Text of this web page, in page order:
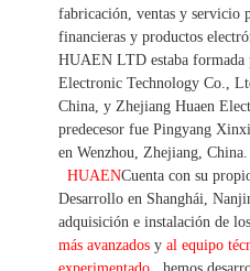
fabricación, ventas y servicio
financieras y productos
HUAEN LTD estaba formada
Electronic Technology Co.,
China, y Zhejiang Huaen
predecesor fue Pingyang
en Wenzhou, Zhejiang, China.
HUAENCuenta con su
Desarrollo en Shanghái,
adquisición e instalación de los
más avanzados y al equipo